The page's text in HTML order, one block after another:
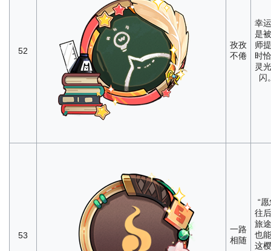
52
孜孜
不倦
幸
是
师
时
灵
闪
53
一路
相随
“
往
旅
也
这